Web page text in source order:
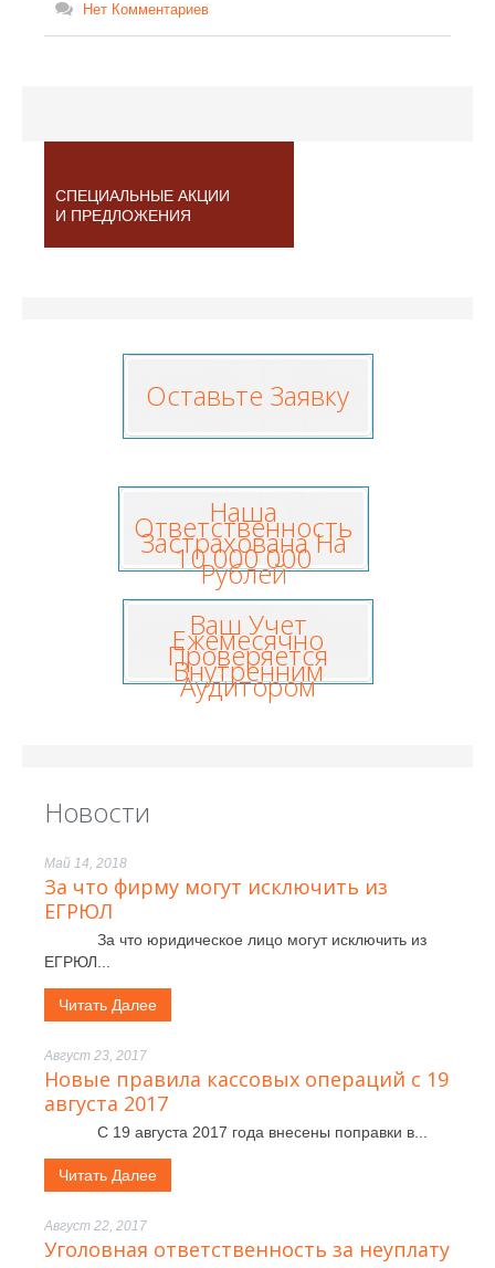
Нет Комментариев
СПЕЦИАЛЬНЫЕ АКЦИИ
И ПРЕДЛОЖЕНИЯ
Оставьте Заявку
Наша
Ответственность
Застрахована На
10 000 000
Рублей
Ваш Учет
Ежемесячно
Проверяется
Внутренним
Аудитором
Новости
Май 14, 2018
За что фирму могут исключить из
ЕГРЮЛ
За что юридическое лицо могут исключить из
ЕГРЮЛ...
Читать Далее
Август 23, 2017
Новые правила кассовых операций с 19
августа 2017
С 19 августа 2017 года внесены поправки в...
Читать Далее
Август 22, 2017
Уголовная ответственность за неуплату